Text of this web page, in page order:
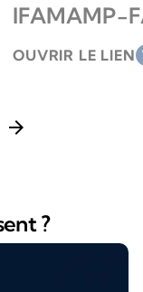
IFAMAMP-
OUVRIR LE LIEN
arrow_forward
?